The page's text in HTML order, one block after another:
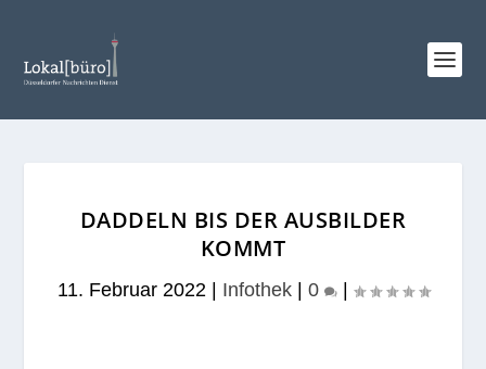
DADDELN BIS DER AUSBILDER
KOMMT
11. Februar 2022| Infothek| 0 |